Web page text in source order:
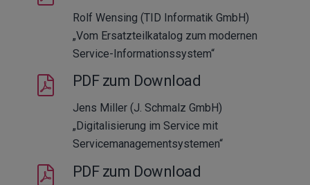
Rolf Wensing (TID Informatik GmbH)
„Vom Ersatzteilkatalog zum modernen
Service-Informationssystem“
PDF zum Download
Jens Miller (J. Schmalz GmbH)
„Digitalisierung im Service mit
Servicemanagementsystemen“
PDF zum Download